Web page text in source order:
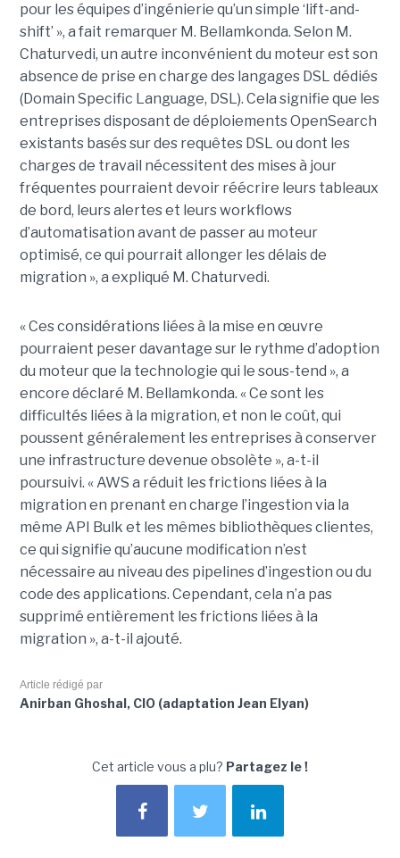
pour les équipes d’ingénierie qu’un simple ‘lift-and-
shift’ », a fait remarquer M. Bellamkonda. Selon M.
Chaturvedi, un autre inconvénient du moteur est son
absence de prise en charge des langages DSL dédiés
(Domain Specific Language, DSL). Cela signifie que les
entreprises disposant de déploiements OpenSearch
existants basés sur des requêtes DSL ou dont les
charges de travail nécessitent des mises à jour
fréquentes pourraient devoir réécrire leurs tableaux
de bord, leurs alertes et leurs workflows
d’automatisation avant de passer au moteur
optimisé, ce qui pourrait allonger les délais de
migration », a expliqué M. Chaturvedi.
« Ces considérations liées à la mise en œuvre
pourraient peser davantage sur le rythme d’adoption
du moteur que la technologie qui le sous-tend », a
encore déclaré M. Bellamkonda. « Ce sont les
difficultés liées à la migration, et non le coût, qui
poussent généralement les entreprises à conserver
une infrastructure devenue obsolète », a-t-il
poursuivi. « AWS a réduit les frictions liées à la
migration en prenant en charge l’ingestion via la
même API Bulk et les mêmes bibliothèques clientes,
ce qui signifie qu’aucune modification n’est
nécessaire au niveau des pipelines d’ingestion ou du
code des applications. Cependant, cela n’a pas
supprimé entièrement les frictions liées à la
migration », a-t-il ajouté.
Article rédigé par
Anirban Ghoshal, CIO (adaptation Jean Elyan)
Cet article vous a plu? Partagez le !